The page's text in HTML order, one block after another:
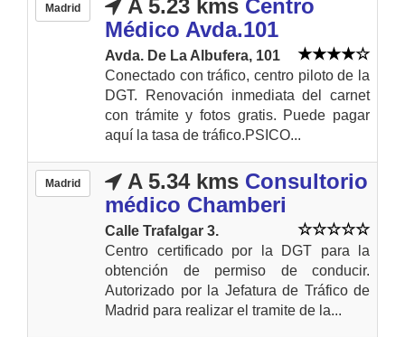
Madrid A 5.23 kms Centro
Médico Avda.101
Avda. De La Albufera, 101
Conectado con tráfico, centro piloto de la
DGT. Renovación inmediata del carnet
con trámite y fotos gratis. Puede pagar
aquí la tasa de tráfico.PSICO...
Madrid A 5.34 kms Consultorio
médico Chamberi
Calle Trafalgar 3.
Centro certificado por la DGT para la
obtención de permiso de conducir.
Autorizado por la Jefatura de Tráfico de
Madrid para realizar el tramite de la...